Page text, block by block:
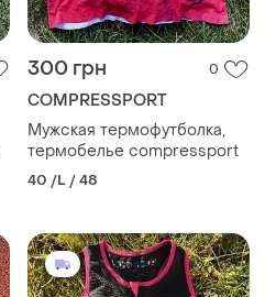
300 грн 0
COMPRESSPORT
Мужская термофутболка,
термобелье compressport
40 /L / 48